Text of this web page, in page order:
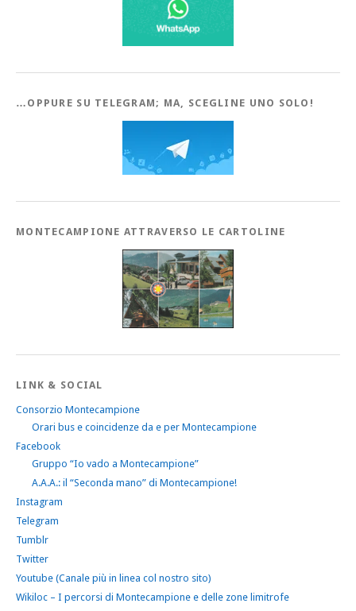
…OPPURE SU TELEGRAM; MA, SCEGLINE UNO SOLO!
MONTECAMPIONE ATTRAVERSO LE CARTOLINE
LINK & SOCIAL
Consorzio Montecampione
Orari bus e coincidenze da e per Montecampione
Facebook
Gruppo “Io vado a Montecampione”
A.A.A.: il “Seconda mano” di Montecampione!
Instagram
Telegram
Tumblr
Twitter
Youtube (Canale più in linea col nostro sito)
Wikiloc – I percorsi di Montecampione e delle zone limitrofe